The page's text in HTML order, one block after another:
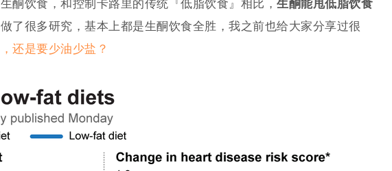
酮饮食，和控制卡路里的传统『低脂饮食』相比， 生酮能甩低脂饮食
做了很多研究，基本上都是生酮饮食全胜，我之前也给大家分享过很
还是要少油少盐？